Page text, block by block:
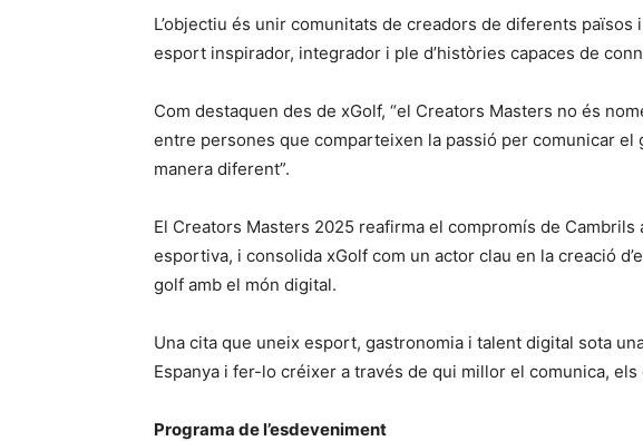
L’objectiu és unir comunitats de creadors de diferents
esport inspirador, integrador i ple d’històries capaces de
Com destaquen des de xGolf, “el Creators Masters no és
entre persones que comparteixen la passió per comunicar el
manera diferent”.
El Creators Masters 2025 reafirma el compromís de
esportiva, i consolida xGolf com un actor clau en la creació
golf amb el món digital.
Una cita que uneix esport, gastronomia i talent digital sota
Espanya i fer-lo créixer a través de qui millor el comunica,
Programa de l’esdeveniment